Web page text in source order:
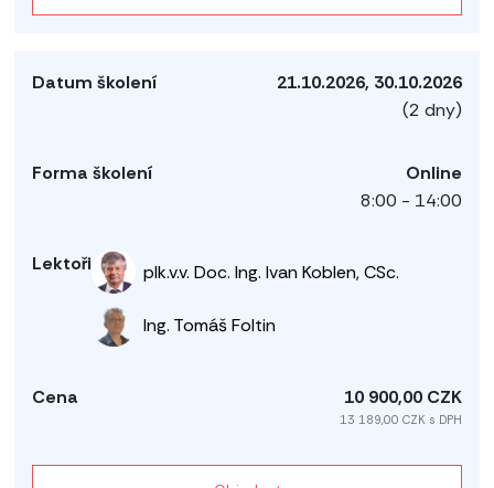
21.10.2026, 30.10.2026
(2 dny)
Online
8:00 - 14:00
plk.v.v. Doc. Ing. Ivan Koblen, CSc.
Ing. Tomáš Foltin
10 900,00 CZK
13 189,00 CZK s DPH